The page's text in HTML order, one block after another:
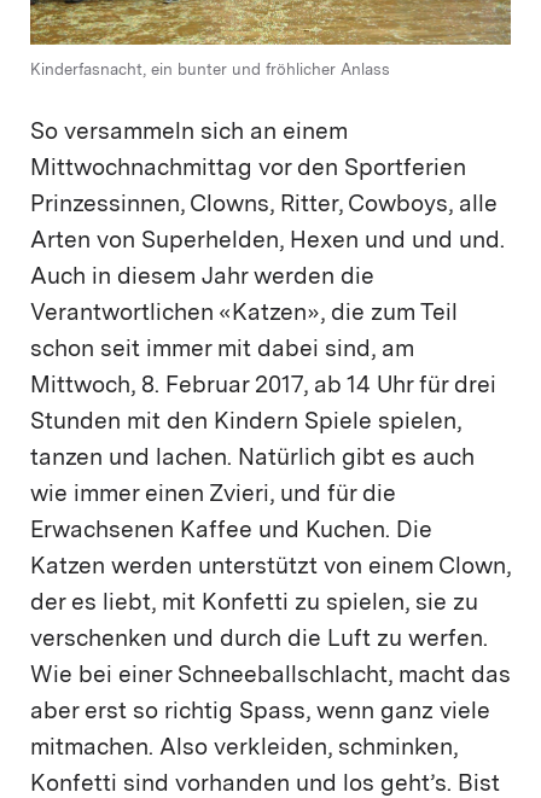
Kinderfasnacht, ein bunter und fröhlicher Anlass
So versammeln sich an einem
Mittwochnachmittag vor den Sportferien
Prinzessinnen, Clowns, Ritter, Cowboys, alle
Arten von Superhelden, Hexen und und und.
Auch in diesem Jahr werden die
Verantwortlichen «Katzen», die zum Teil
schon seit immer mit dabei sind, am
Mittwoch, 8. Februar 2017, ab 14 Uhr für drei
Stunden mit den Kindern Spiele spielen,
tanzen und lachen. Natürlich gibt es auch
wie immer einen Zvieri, und für die
Erwachsenen Kaffee und Kuchen. Die
Katzen werden unterstützt von einem Clown,
der es liebt, mit Konfetti zu spielen, sie zu
verschenken und durch die Luft zu werfen.
Wie bei einer Schneeballschlacht, macht das
aber erst so richtig Spass, wenn ganz viele
mitmachen. Also verkleiden, schminken,
Konfetti sind vorhanden und los geht’s. Bist